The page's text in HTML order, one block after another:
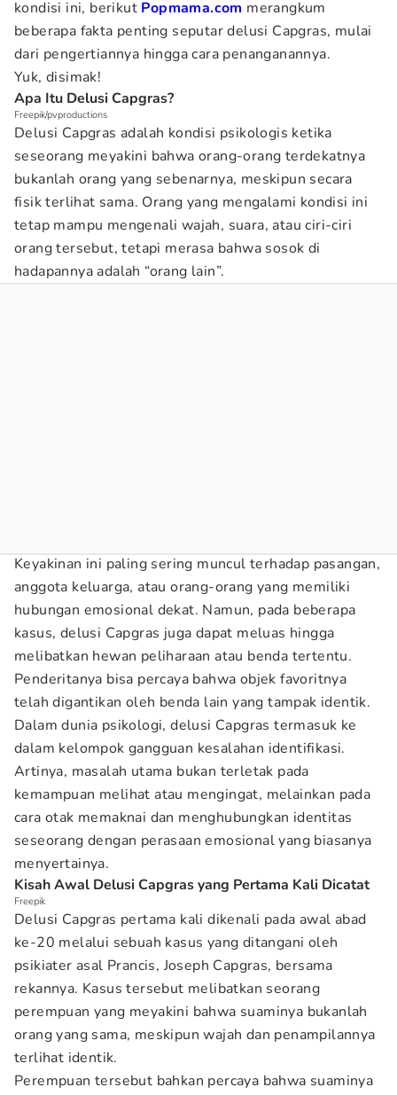
kondisi ini, berikut Popmama.com merangkum
beberapa fakta penting seputar delusi Capgras, mulai
dari pengertiannya hingga cara penanganannya.
Yuk, disimak!
Apa Itu Delusi Capgras?
Freepik/pvproductions
Delusi Capgras adalah kondisi psikologis ketika
seseorang meyakini bahwa orang-orang terdekatnya
bukanlah orang yang sebenarnya, meskipun secara
fisik terlihat sama. Orang yang mengalami kondisi ini
tetap mampu mengenali wajah, suara, atau ciri-ciri
orang tersebut, tetapi merasa bahwa sosok di
hadapannya adalah “orang lain”.
Keyakinan ini paling sering muncul terhadap pasangan,
anggota keluarga, atau orang-orang yang memiliki
hubungan emosional dekat. Namun, pada beberapa
kasus, delusi Capgras juga dapat meluas hingga
melibatkan hewan peliharaan atau benda tertentu.
Penderitanya bisa percaya bahwa objek favoritnya
telah digantikan oleh benda lain yang tampak identik.
Dalam dunia psikologi, delusi Capgras termasuk ke
dalam kelompok gangguan kesalahan identifikasi.
Artinya, masalah utama bukan terletak pada
kemampuan melihat atau mengingat, melainkan pada
cara otak memaknai dan menghubungkan identitas
seseorang dengan perasaan emosional yang biasanya
menyertainya.
Kisah Awal Delusi Capgras yang Pertama Kali Dicatat
Freepik
Delusi Capgras pertama kali dikenali pada awal abad
ke-20 melalui sebuah kasus yang ditangani oleh
psikiater asal Prancis, Joseph Capgras, bersama
rekannya. Kasus tersebut melibatkan seorang
perempuan yang meyakini bahwa suaminya bukanlah
orang yang sama, meskipun wajah dan penampilannya
terlihat identik.
Perempuan tersebut bahkan percaya bahwa suaminya